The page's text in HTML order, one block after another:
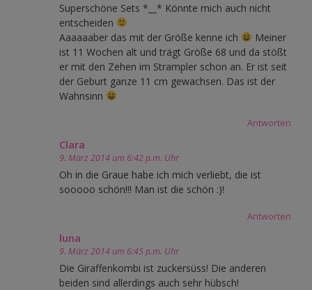
Superschöne Sets *__* Könnte mich auch nicht
entscheiden
Aaaaaaber das mit der Größe kenne ich
Meiner
ist 11 Wochen alt und trägt Größe 68 und da stößt
er mit den Zehen im Strampler schon an. Er ist seit
der Geburt ganze 11 cm gewachsen. Das ist der
Wahnsinn
Antworten
Clara
9. März 2014 um 6:42 p.m. Uhr
Oh in die Graue habe ich mich verliebt, die ist
sooooo schön!!! Man ist die schön :)!
Antworten
luna
9. März 2014 um 6:45 p.m. Uhr
Die Giraffenkombi ist zuckersüss! Die anderen
beiden sind allerdings auch sehr hübsch!